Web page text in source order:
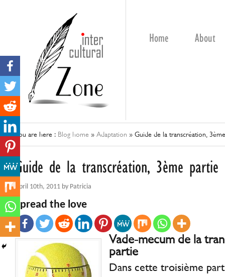
Home About
You are here : Blog home » Adaptation » Guide de la transcréation,
Guide de la transcréation, 3ème partie
April 10th, 2011 by Patricia
Spread the love
Vade-mecum de la
partie
Dans cette troisième